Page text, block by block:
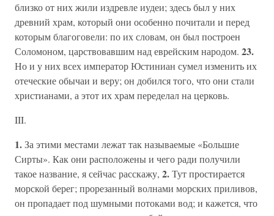
близко от них жили издревле иудеи; здесь был у них
древний храм, который они особенно почитали и перед
которым благоговели: по их словам, он был построен
Соломоном, царствовавшим над еврейским народом. 23.
Но и у них всех император Юстиниан сумел изменить их
отеческие обычаи и веру; он добился того, что они стали
христианами, а этот их храм переделал на церковь.
III.
1.За этими местами лежат так называемые «Большие
Сирты». Как они расположены и чего ради получили
такое название, я сейчас расскажу, 2.Тут простирается
морской берег; прорезанный волнами морских приливов,
он пропадает под шумными потоками вод; и кажется, что